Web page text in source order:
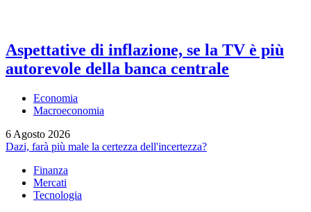
Aspettative di inflazione, se la TV è più
autorevole della banca centrale
Economia
Macroeconomia
6 Agosto 2026
Dazi, farà più male la certezza dell'incertezza?
Finanza
Mercati
Tecnologia